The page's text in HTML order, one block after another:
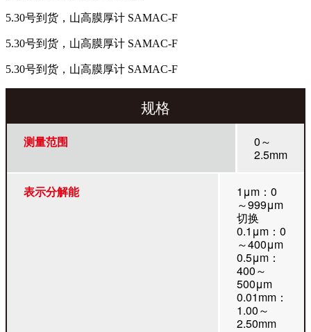
5.30号到货，山高膜厚计 SAMAC-F
5.30号到货，山高膜厚计 SAMAC-F
5.30号到货，山高膜厚计 SAMAC-F
规格
测量范围
0～
2.5mm
表示分解能
1μm：0
～999μm
切换
0.1μm：0
～400μm
0.5μm：
400～
500μm
0.01mm：
1.00～
2.50mm